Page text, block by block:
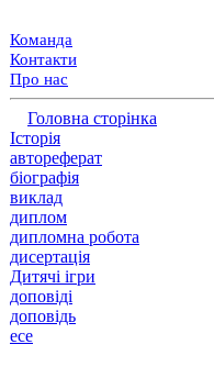
Команда
Контакти
Про нас
Головна сторінка
Історія
автореферат
біографія
виклад
диплом
дипломна робота
дисертація
Дитячі ігри
доповіді
доповідь
есе